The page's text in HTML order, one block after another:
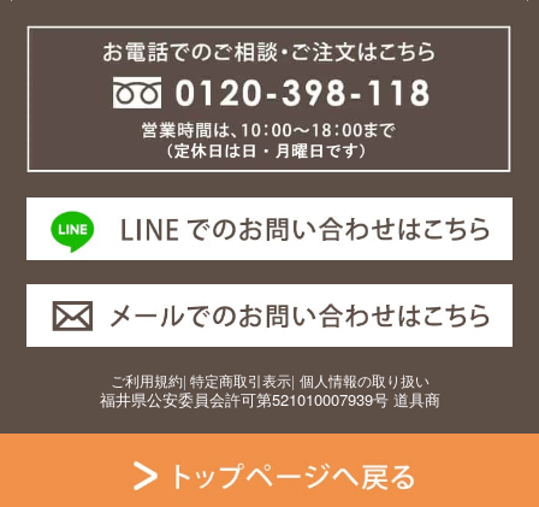
ご利用規約| 特定商取引表示| 個人情報の取り扱い
福井県公安委員会許可第521010007939号 道具商